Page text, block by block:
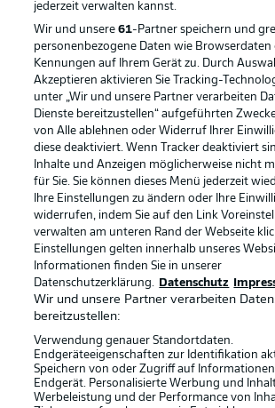
Rechtliche Hinweise
Datenschutz
Broadcaster Kontakt
Jobs Impressum
Partner Spieler
Liveticker
jederzeit verwalten kannst.
Wir und unsere61-Partner speichern und
personenbezogene Daten wie
Kennungen auf Ihrem Gerät zu. Durch
Akzeptieren aktivieren Sie Tracking-
unter „Wir und unsere Partner verarbeiten
Dienste bereitzustellen“ aufgeführten
von Alle ablehnen oder Widerruf Ihrer
diese deaktiviert. Wenn Tracker deaktiviert
Inhalte und Anzeigen möglicherweise nicht
für Sie. Sie können dieses Menü jederzeit
Ihre Einstellungen zu ändern oder Ihre
widerrufen, indem Sie auf den Link
verwalten am unteren Rand der Webseite
Einstellungen gelten innerhalb unseres
Informationen finden Sie in unserer
Datenschutzerklärung.
Datenschutz
Wir und unsere Partner verarbeiten
bereitzustellen:
Verwendung genauer Standortdaten.
Endgeräteeigenschaften zur Identifikation
Speichern von oder Zugriff auf
Endgerät. Personalisierte Werbung und
Werbeleistung und der Performance von